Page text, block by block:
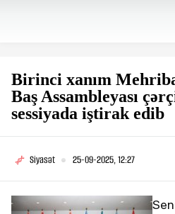
Birinci xanım
Baş Assambleyası
sessiyada iştirak edib
Siyasət 25-09-2025, 12:27